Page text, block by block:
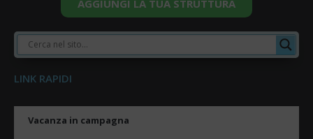
AGGIUNGI LA TUA STRUTTURA
LINK RAPIDI
Vacanza in campagna